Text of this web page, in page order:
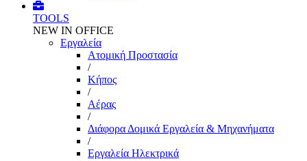
TOOLS
NEW IN OFFICE
Εργαλεία
Aτομική Προστασία
/
Kήπος
/
Αέρας
/
Διάφορα Δομικά Εργαλεία & Μηχανήματα
/
Εργαλεία Ηλεκτρικά